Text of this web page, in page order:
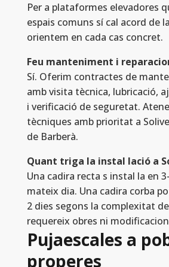
Per a plataformes elevadores
espais comuns sí cal acord de
orientem en cada cas concret.
Feu manteniment i
Sí. Oferim contractes de
amb visita tècnica, lubricació,
i verificació de seguretat.
tècniques amb prioritat a
de Barberà.
Quant triga la instal lació a
Una cadira recta s instal la en
mateix dia. Una cadira corba
2 dies segons la complexitat
requereix obres ni
Pujaescales a
properes